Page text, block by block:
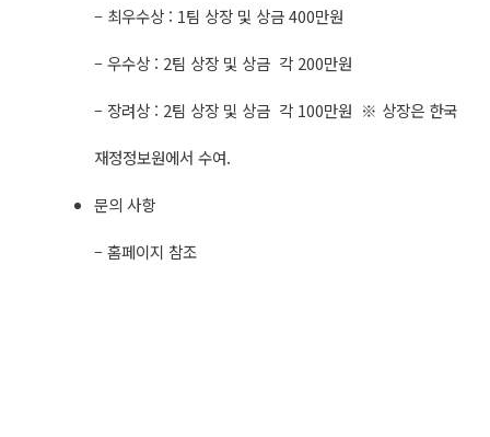
– 최우수상 : 1팀 상장 및 상금 400만원
– 우수상 : 2팀 상장 및 상금 각 200만원
– 장려상 : 2팀 상장 및 상금 각 100만원 ※ 상장은 한국
재정정보원에서 수여.
문의 사항
– 홈페이지 참조 ​